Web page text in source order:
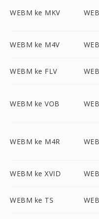
WEBM ke MKV
WEBM ke M4V
WEBM ke FLV
WEBM ke VOB
WEBM ke M4R
WEBM ke XVID
WEBM ke TS